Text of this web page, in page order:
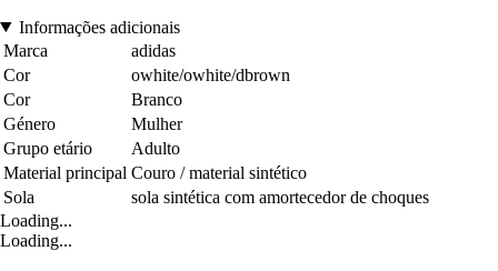
Informações adicionais
Marca
adidas
Cor
owhite/owhite/dbrown
Cor
Branco
Género
Mulher
Grupo etário
Adulto
Material principal Couro / material sintético
Sola
sola sintética com amortecedor de choques
Loading...
Loading...